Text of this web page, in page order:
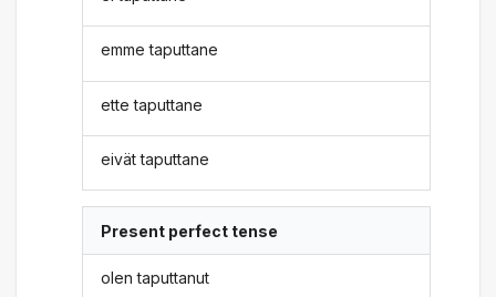
emme taputtane
ette taputtane
eivät taputtane
Present perfect tense
olen taputtanut